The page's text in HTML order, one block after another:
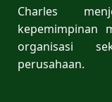
Charles
kepemimpinan
organisasi
perusahaan.